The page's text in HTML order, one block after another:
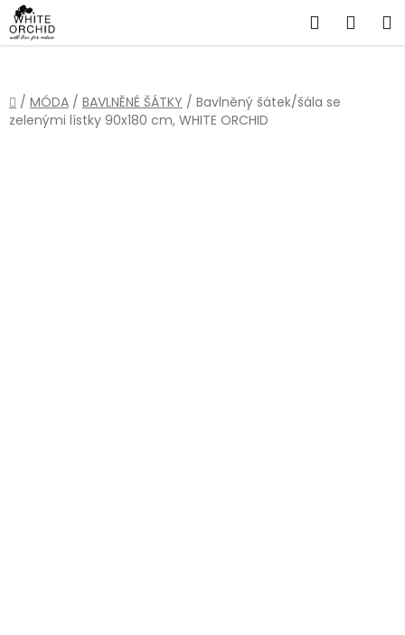
Přejít
na
obsah
Hledat
Domů
/ MÓDA / BAVLNĚNÉ ŠÁTKY / Bavlněný šátek/šála se
zelenými lístky 90x180 cm, WHITE ORCHID